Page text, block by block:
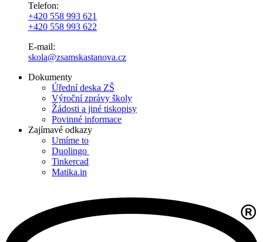
Telefon:
+420 558 993 621
+420 558 993 622
E-mail:
skola@zsamskastanova.cz
Dokumenty
Úřední deska ZŠ
Výroční zprávy školy
Žádosti a jiné tiskopisy
Povinné informace
Zajímavé odkazy
Umíme to
Duolingo
Tinkercad
Matika.in